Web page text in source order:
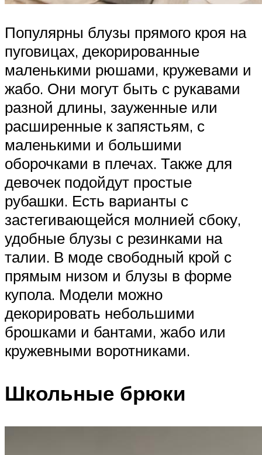
Популярны блузы прямого кроя на
пуговицах, декорированные
маленькими рюшами, кружевами и
жабо. Они могут быть с рукавами
разной длины, зауженные или
расширенные к запястьям, с
маленькими и большими
оборочками в плечах. Также для
девочек подойдут простые
рубашки. Есть варианты с
застегивающейся молнией сбоку,
удобные блузы с резинками на
талии. В моде свободный крой с
прямым низом и блузы в форме
купола. Модели можно
декорировать небольшими
брошками и бантами, жабо или
кружевными воротниками.
Школьные брюки